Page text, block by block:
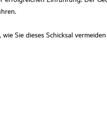
wie Sie dieses Schicksal